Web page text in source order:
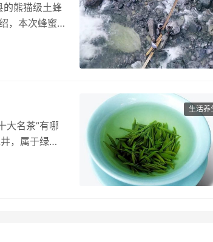
的熊猫级土蜂
，本次蜂蜜销
生活养
大名茶”有哪
，属于绿